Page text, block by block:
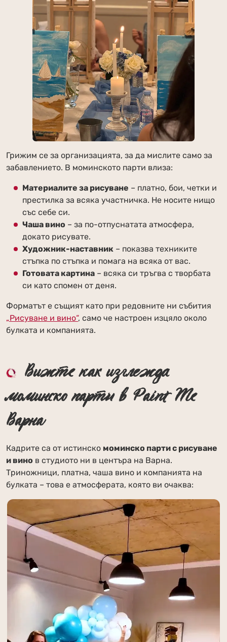
Грижим се за организацията, за да мислите само за
забавлението. В моминското парти влиза:
Материалите за рисуване – платно, бои, четки и
престилка за всяка участничка. Не носите нищо
със себе си.
Чаша вино – за по-отпуснатата атмосфера,
докато рисувате.
Художник-наставник – показва техниките
стъпка по стъпка и помага на всяка от вас.
Готовата картина – всяка си тръгва с творбата
си като спомен от деня.
Форматът е същият като при редовните ни събития
„Рисуване и вино“, само че настроен изцяло около
булката и компанията.
Вижте как изглежда
моминско парти в Paint Me
Варна
Кадрите са от истинско моминско парти с рисуване
и вино в студиото ни в центъра на Варна.
Триножници, платна, чаша вино и компанията на
булката – това е атмосферата, която ви очаква: